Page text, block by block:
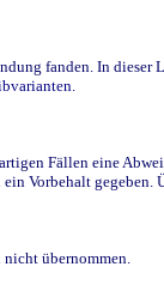
fanden. In
Fällen eine
Vorbehalt gegeben.
übernommen.